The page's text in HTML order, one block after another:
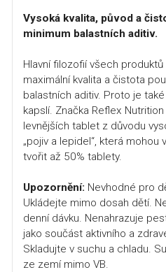
Vysoká kvalita, původ a
minimum balastních aditiv.
Hlavní filozofií všech
maximální kvalita a čistota
balastních aditiv. Proto je
kapslí. Značka Reflex
levnějších tablet z důvodu
„pojiv a lepidel“, která
tvořit až 50% tablety.
Upozornění: Nevhodné pro
Ukládejte mimo dosah dětí.
denní dávku. Nenahrazuje
jako součást aktivního a
Skladujte v suchu a chladu.
ze zemí mimo VB.